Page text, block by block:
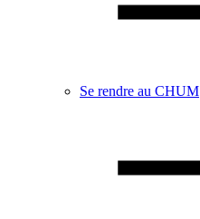
Se rendre au CHUM